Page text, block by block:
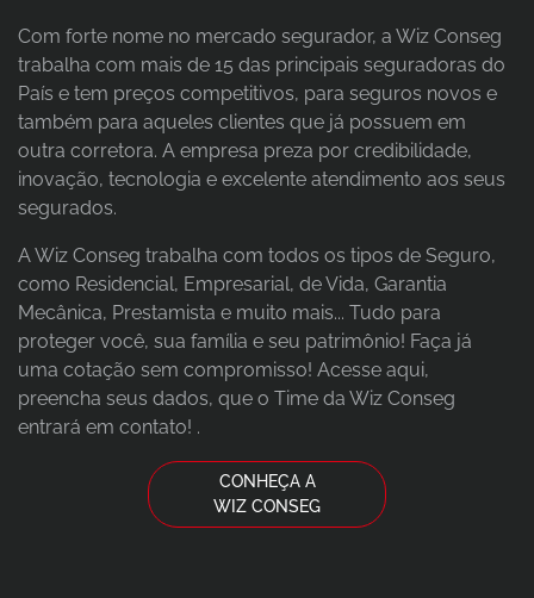
Com forte nome no mercado segurador, a Wiz Conseg
trabalha com mais de 15 das principais seguradoras do
País e tem preços competitivos, para seguros novos e
também para aqueles clientes que já possuem em
outra corretora. A empresa preza por credibilidade,
inovação, tecnologia e excelente atendimento aos seus
segurados.
A Wiz Conseg trabalha com todos os tipos de Seguro,
como Residencial, Empresarial, de Vida, Garantia
Mecânica, Prestamista e muito mais... Tudo para
proteger você, sua família e seu patrimônio! Faça já
uma cotação sem compromisso! Acesse aqui,
preencha seus dados, que o Time da Wiz Conseg
entrará em contato! .
CONHEÇA A
WIZ CONSEG